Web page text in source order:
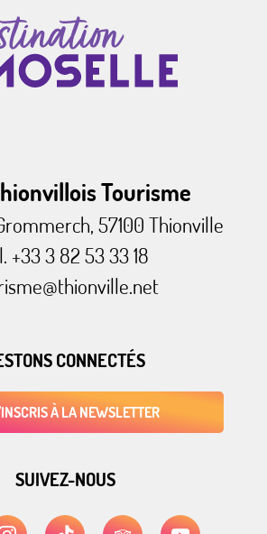
Tourisme
57100 Thionville
+33 3 82 53 33 18
CONNECTÉS
À LA NEWSLETTER
SUIVEZ-NOUS